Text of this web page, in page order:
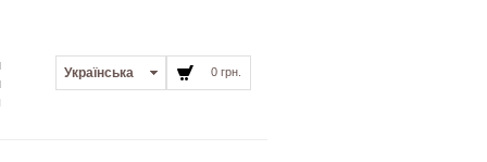
0 грн.
Українська